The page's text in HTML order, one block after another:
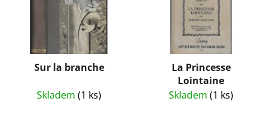
Sur la branche
Skladem (1 ks)
La Princesse
Lointaine
Skladem (1 ks)